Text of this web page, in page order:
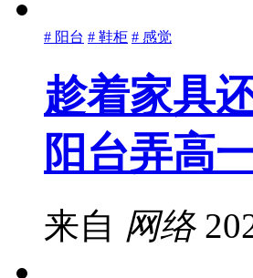
# 阳台 # 鞋柜 # 感觉
趁着家具
阳台弄高
来自 网络